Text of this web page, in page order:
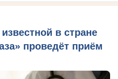
в стране
проведёт приём